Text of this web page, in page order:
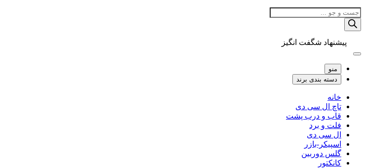
Products
search
پیشنهاد شگفت انگیز
منو
دسته بندی برند
خانه
تاچ ال سی دی
قاب و درب پشت
فلت و برد
ال سی دی
اسپیکر-بازر
گلس دوربین
کانکتور